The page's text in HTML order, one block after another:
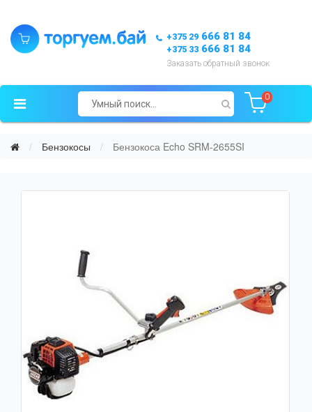
+375 29 666 81 84
+375 33 666 81 84
Заказать обратный звонок
0
Бензокосы Бензокоса Echo SRM-2655SI